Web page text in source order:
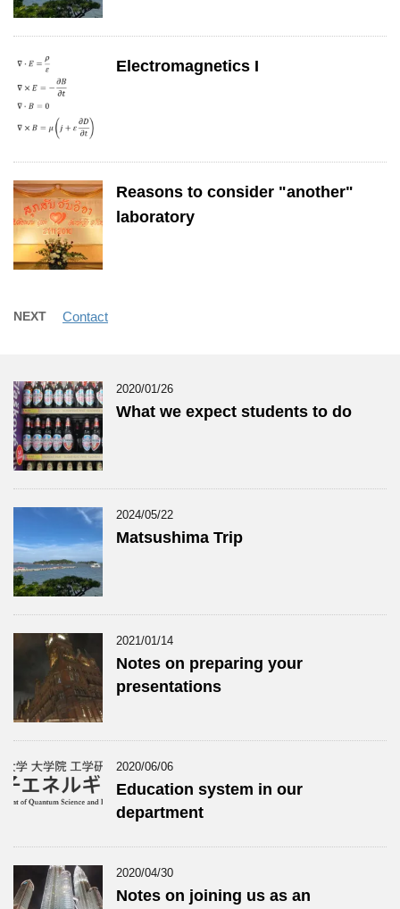
Electromagnetics I
Reasons to consider "another"
laboratory
NEXT Contact
2020/01/26
What we expect students to do
2024/05/22
Matsushima Trip
2021/01/14
Notes on preparing your
presentations
2020/06/06
Education system in our
department
2020/04/30
Notes on joining us as an